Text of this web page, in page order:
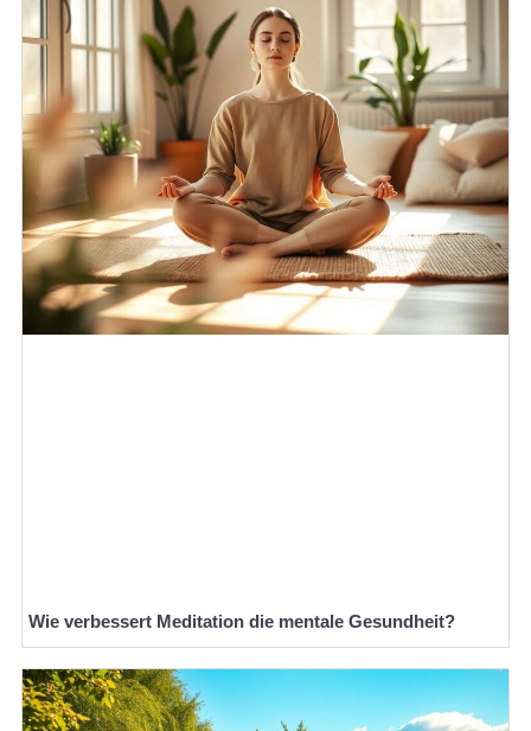
Wie verbessert Meditation die mentale Gesundheit?